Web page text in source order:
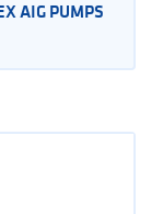
AIG PUMPS